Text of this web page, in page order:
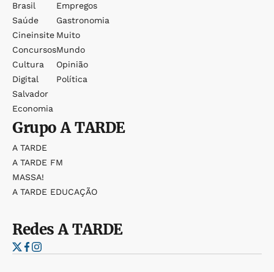
Brasil
Saúde
Cineinsite
Concursos
Cultura
Digital
Salvador
Economia
Empregos
Gastronomia
Muito
Mundo
Opinião
Política
GrupoA TARDE
A TARDE
A TARDE FM
MASSA!
A TARDE EDUCAÇÃO
RedesA TARDE